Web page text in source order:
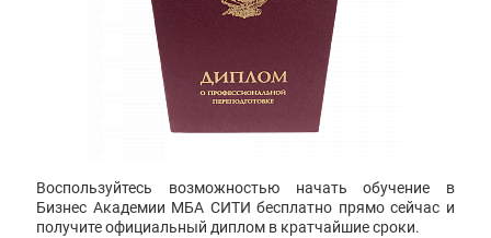
Воспользуйтесь возможностью начать обучение в
Бизнес Академии МБА СИТИ бесплатно прямо сейчас и
получите официальный диплом в кратчайшие сроки.